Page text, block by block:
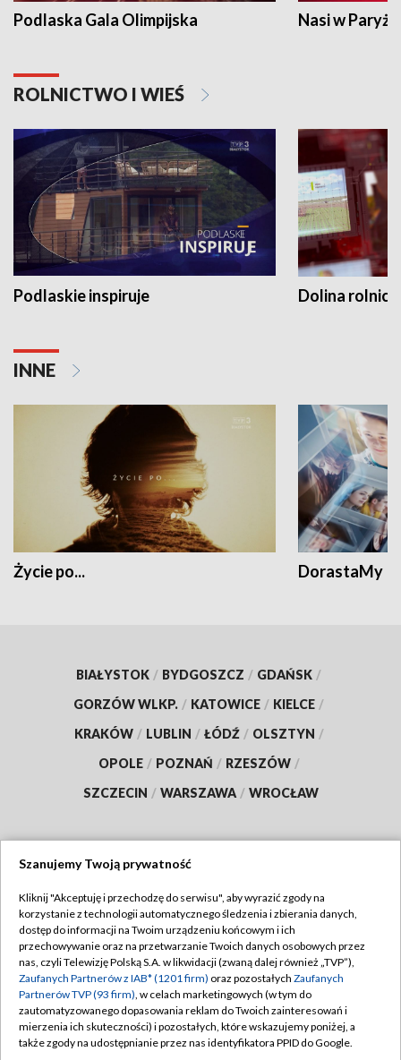
Podlaska Gala Olimpijska Nasi w Paryżu
ROLNICTWO I WIEŚ
Podlaskie inspiruje Dolina
INNE
Życie po... DorastaMy
BIAŁYSTOK / BYDGOSZCZ / GDAŃSK /
GORZÓW WLKP. / KATOWICE / KIELCE /
KRAKÓW / LUBLIN / ŁÓDŹ / OLSZTYN /
OPOLE / POZNAŃ / RZESZÓW /
SZCZECIN / WARSZAWA / WROCŁAW
TVP
Abonament TVP
Emisja w TVP
Centrum informacji TVP
Naziemna Telewizja Cyfrowa
Regulamin TVP
Polityka prywatności
Moje zgody
Pomoc
Szanujemy Twoją prywatność
Kliknij "Akceptuję i przechodzę do serwisu", aby wyrazić zgody na
korzystanie z technologii automatycznego śledzenia i zbierania danych,
dostęp do informacji na Twoim urządzeniu końcowym i ich
przechowywanie oraz na przetwarzanie Twoich danych osobowych przez
nas, czyli Telewizję Polską S.A. w likwidacji (zwaną dalej również „TVP”),
Zaufanych Partnerów z IAB* (1201 firm) oraz pozostałych Zaufanych
Partnerów TVP (93 firm), w celach marketingowych (w tym do
zautomatyzowanego dopasowania reklam do Twoich zainteresowań i
mierzenia ich skuteczności) i pozostałych, które wskazujemy poniżej, a
także zgody na udostępnianie przez nas identyfikatora PPID do Google.